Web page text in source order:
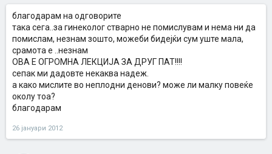
благодарам на одговорите
така сега..за гинеколог стварно не помислувам и нема ни да
помислам, незнам зошто, можеби бидејќи сум уште мала,
срамота е ..незнам
ОВА Е ОГРОМНА ЛЕКЦИЈА ЗА ДРУГ ПАТ!!!!
сепак ми дадовте некаква надеж.
а како мислите во неплодни денови? може ли малку повеќе
околу тоа?
благодарам
26 јануари 2012